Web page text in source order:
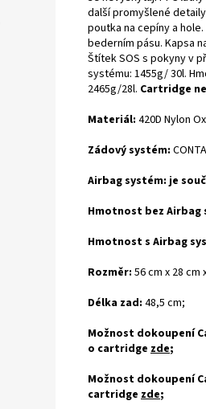
další promyšlené
poutka na cepíny a
bederním pásu. Kapsa
Štítek SOS s pokyny v
systému: 1455g/ 30l.
2465g/28l. Cartridge
Materiál: 420D Nylon
Zádový systém:
Airbag systém: je
Hmotnost bez Airbag
Hmotnost s Airbag
Rozměr: 56 cm x 28 cm
Délka zad: 48,5 cm;
Možnost dokoupení
o cartridge zde;
Možnost dokoupení
cartridge zde;